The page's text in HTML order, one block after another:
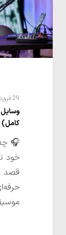
(چک‌لیست
کامل)
29 فروردین, 1404
کامل)
🎧
خود
قصد